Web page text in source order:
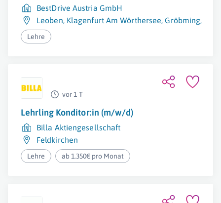
BestDrive Austria GmbH
Leoben, Klagenfurt Am Wörthersee, Gröbming,
Lehre
vor 1 T
Lehrling Konditor:in (m/w/d)
Billa Aktiengesellschaft
Feldkirchen
Lehre ab 1.350€ pro Monat